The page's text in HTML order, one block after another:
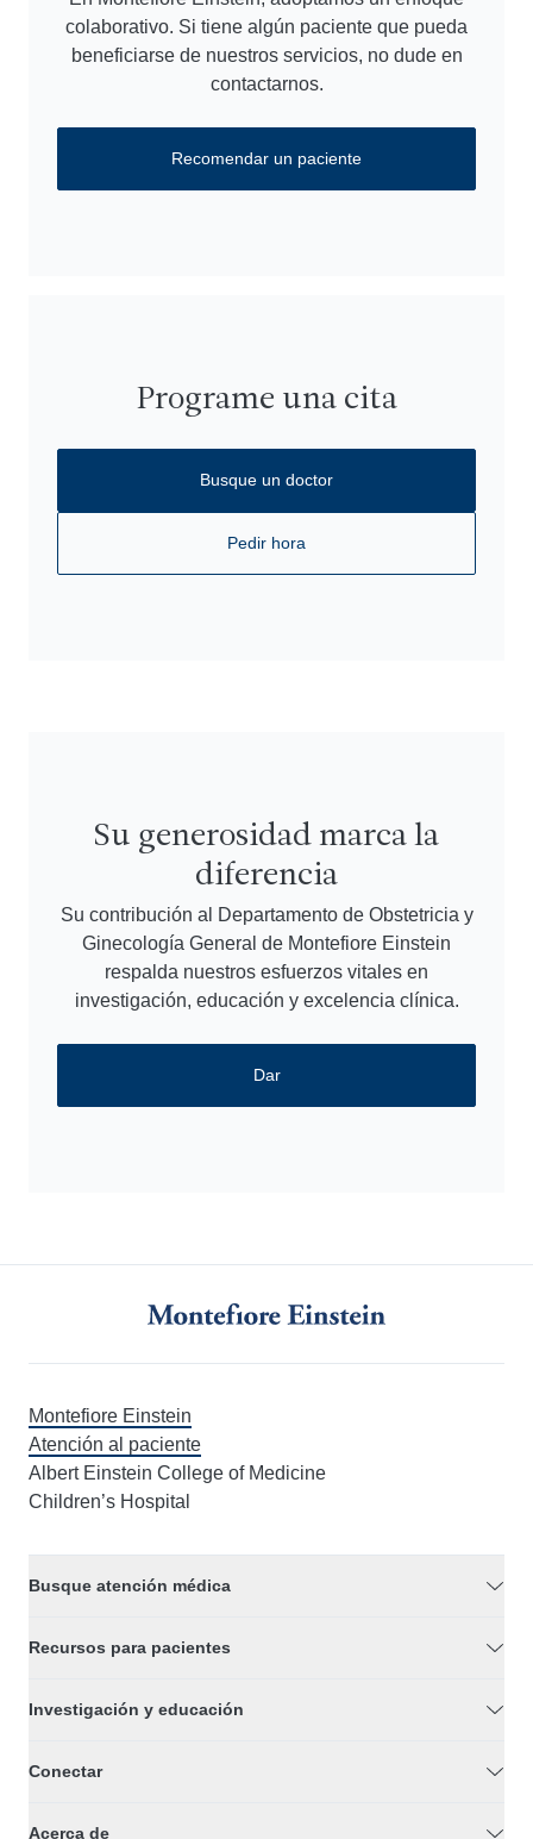
colaborativo. Si tiene algún paciente que pueda
beneficiarse de nuestros servicios, no dude en
contactarnos.
Recomendar un paciente
Programe una cita
Busque un doctor
Pedir hora
Su generosidad marca la
diferencia
Su contribución al Departamento de Obstetricia y
Ginecología General de Montefiore Einstein
respalda nuestros esfuerzos vitales en
investigación, educación y excelencia clínica.
Dar
Montefiore Einstein
Atención al paciente
Albert Einstein College of Medicine
Children’s Hospital
Busque atención médica
Recursos para pacientes
Investigación y educación
Conectar
Acerca de